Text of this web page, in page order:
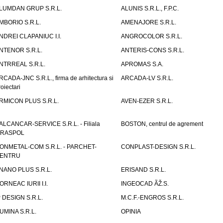
GRUP S.R.L.
ALUNIS S.R.L., F.P.C.
S.R.L.
AMENAJORE S.R.L.
CLAPANIUC I.I.
ANGROCOLOR S.R.L.
S.R.L.
ANTERIS-CONS S.R.L.
S.R.L.
APROMAS S.A.
JNC S.R.L., firma de arhitectura si
ARCADA-LV S.R.L.
PLUS S.R.L. AVEN-EZER S.R.L.
SERVICE S.R.L. - Filiala
BOSTON, centrul de agrement
COM S.R.L. - PARCHET-
CONPLAST-DESIGN S.R.L.
PLUS S.R.L.
ERISAND S.R.L.
IURII I.I.
INGEOCAD ÃŽ.S.
DESIGN S.R.L.
M.C.F.-ENGROS S.R.L.
S.R.L.
OPINIA